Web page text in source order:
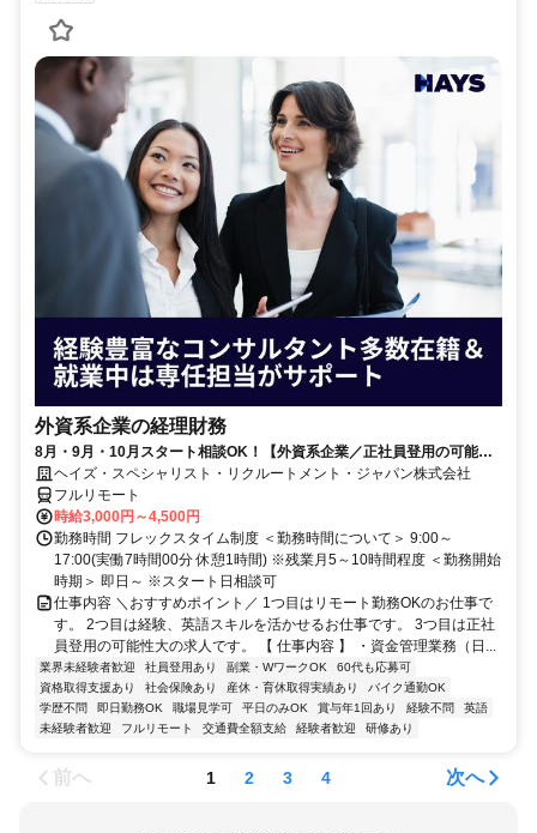
外資系企業の経理財務
8月・9月・10月スタート相談OK！【外資系企業／正社員登用の可能性
大／700万～800万／リモート勤務OK】経理財務
ヘイズ・スペシャリスト・リクルートメント・ジャパン株式会社
フルリモート
時給3,000円～4,500円
勤務時間 フレックスタイム制度 ＜勤務時間について＞ 9:00～
17:00(実働7時間00分 休憩1時間) ※残業月5～10時間程度 ＜勤務開始
時期＞ 即日～ ※スタート日相談可
仕事内容 ＼おすすめポイント／ 1つ目はリモート勤務OKのお仕事で
す。 2つ目は経験、英語スキルを活かせるお仕事です。 3つ目は正社
員登用の可能性大の求人です。 【 仕事内容 】 ・資金管理業務（日...
業界未経験者歓迎 社員登用あり 副業・WワークOK
60代も応募可
資格取得支援あり
社会保険あり 産休・育休取得実績あり
バイク通勤OK
学歴不問
即日勤務OK 職場見学可 平日のみOK 賞与年1回あり 経験不問
英語
未経験者歓迎
フルリモート 交通費全額支給 経験者歓迎 研修あり
前へ 1 2 3 4 次へ